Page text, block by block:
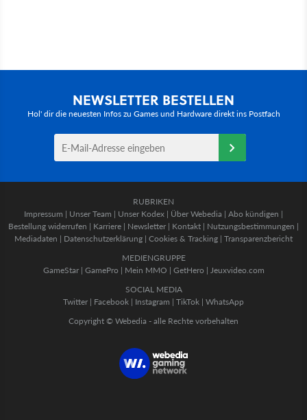
NEWSLETTER BESTELLEN
Hol' dir die neuesten Infos zu Games und Hardware direkt ins Postfach
RUBRIKEN
Impressum | Unser Team | Unser Kodex | Über Webedia | Abo kündigen |
Bestellung widerrufen | Karriere | Newsletter | Kontakt | Nutzungsbestimmungen |
Mediadaten | Datenschutzerklärung | Cookies & Tracking | Transparenzbericht
MEDIENGRUPPE
GameStar| GamePro | Mein MMO | GetHero | Jeuxvideo.com
SOCIAL MEDIA
Twitter | Facebook | Instagram | TikTok | WhatsApp
Copyright © Webedia - alle Rechte vorbehalten